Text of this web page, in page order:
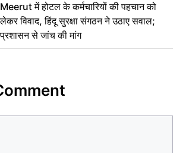
Meerut में होटल के कर्मचारियों की पहचान को
लेकर विवाद, हिंदू सुरक्षा संगठन ने उठाए सवाल;
प्रशासन से जांच की मांग